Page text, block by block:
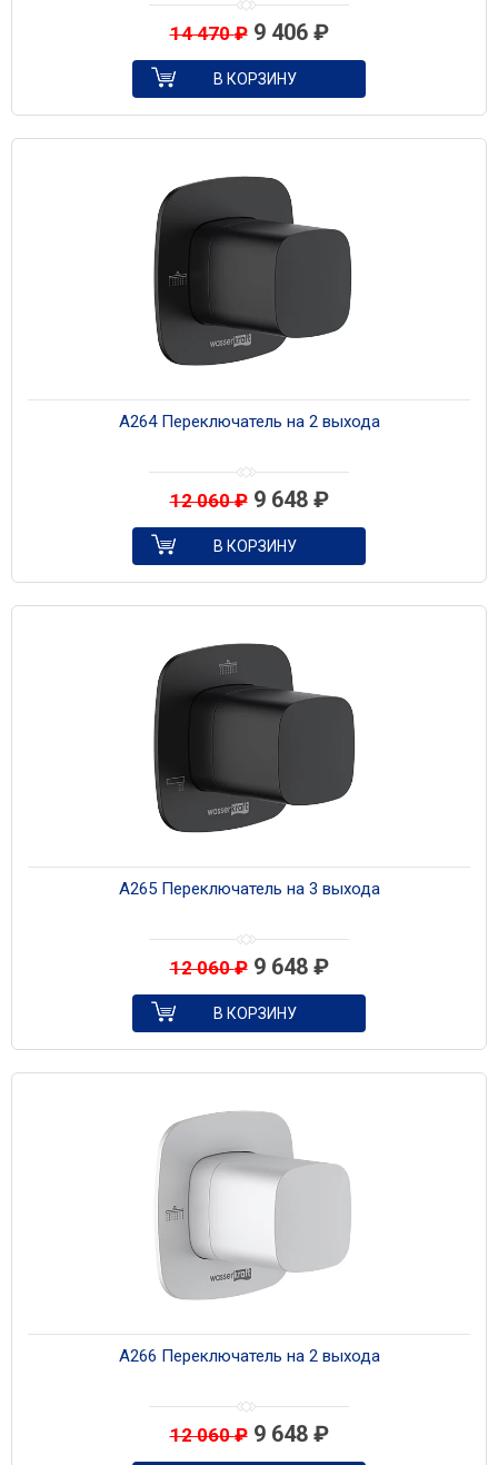
14 470₽ 9 406 ₽
В КОРЗИНУ
A264 Переключатель на 2 выхода
12 060₽ 9 648 ₽
В КОРЗИНУ
A265 Переключатель на 3 выхода
12 060₽ 9 648 ₽
В КОРЗИНУ
A266 Переключатель на 2 выхода
12 060₽ 9 648 ₽